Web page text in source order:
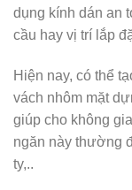
dụng kính dán an
cầu hay vị trí lắp
Hiện nay, có thể
vách nhôm mặt
giúp cho không
ngăn này thường
ty,..